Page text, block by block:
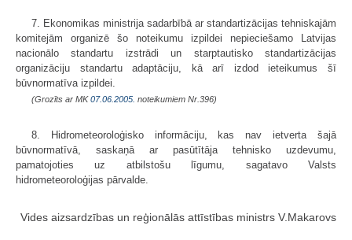
7. Ekonomikas ministrija sadarbībā ar standartizācijas tehniskajām
komitejām organizē šo noteikumu izpildei nepieciešamo Latvijas
nacionālo standartu izstrādi un starptautisko standartizācijas
organizāciju standartu adaptāciju, kā arī izdod ieteikumus šī
būvnormatīva izpildei.
(Grozīts ar MK07.06.2005. noteikumiem Nr.396)
8. Hidrometeoroloģisko informāciju, kas nav ietverta šajā
būvnormatīvā, saskaņā ar pasūtītāja tehnisko uzdevumu,
pamatojoties uz atbilstošu līgumu, sagatavo Valsts
hidrometeoroloģijas pārvalde.
Vides aizsardzības un reģionālās attīstības ministrs V.Makarovs